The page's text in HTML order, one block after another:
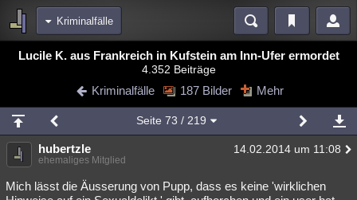
Kriminalfälle
Bereiche
Blogs Videos
Chat Wiki Neuigkeiten
meine Rubriken
Menschen Wissenschaft Mystery Kriminalfälle
Spiritualität Verschwörungen Technologie Ufologie
Lucile K. aus Frankreich in Kufstein am Inn-Ufer ermordet
4.352 Beiträge
Kriminalfälle 187 Bilder Mehr
Seite 73 / 219
hubertzle 14.02.2014 um 11:08
ehemaliges Mitglied
Mich lässt die Äusserung von Pupp, dass es keine 'wirklichen